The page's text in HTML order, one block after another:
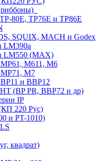
80E, TP76E и TP86E
SQUIX, MACH и Godex
LM390a
LM550 (MAX)
M611, M6
M7
и BBP12
(BP PR, BBP72 и др)
IP
220 Рус)
и PT-1010)
квадрат)